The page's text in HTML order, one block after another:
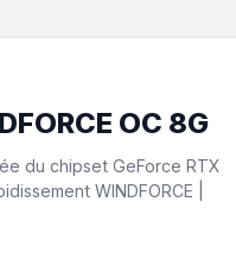
OC 8G
du chipset GeForce RTX
WINDFORCE |